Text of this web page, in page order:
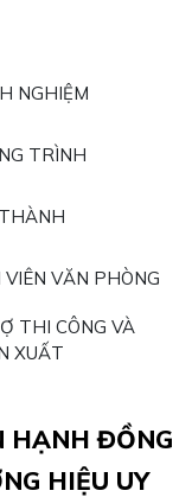
NGHIỆM
TRÌNH
VĂN PHÒNG
THI CÔNG VÀ
XUẤT
HẠNH ĐỒNG
HIỆU UY